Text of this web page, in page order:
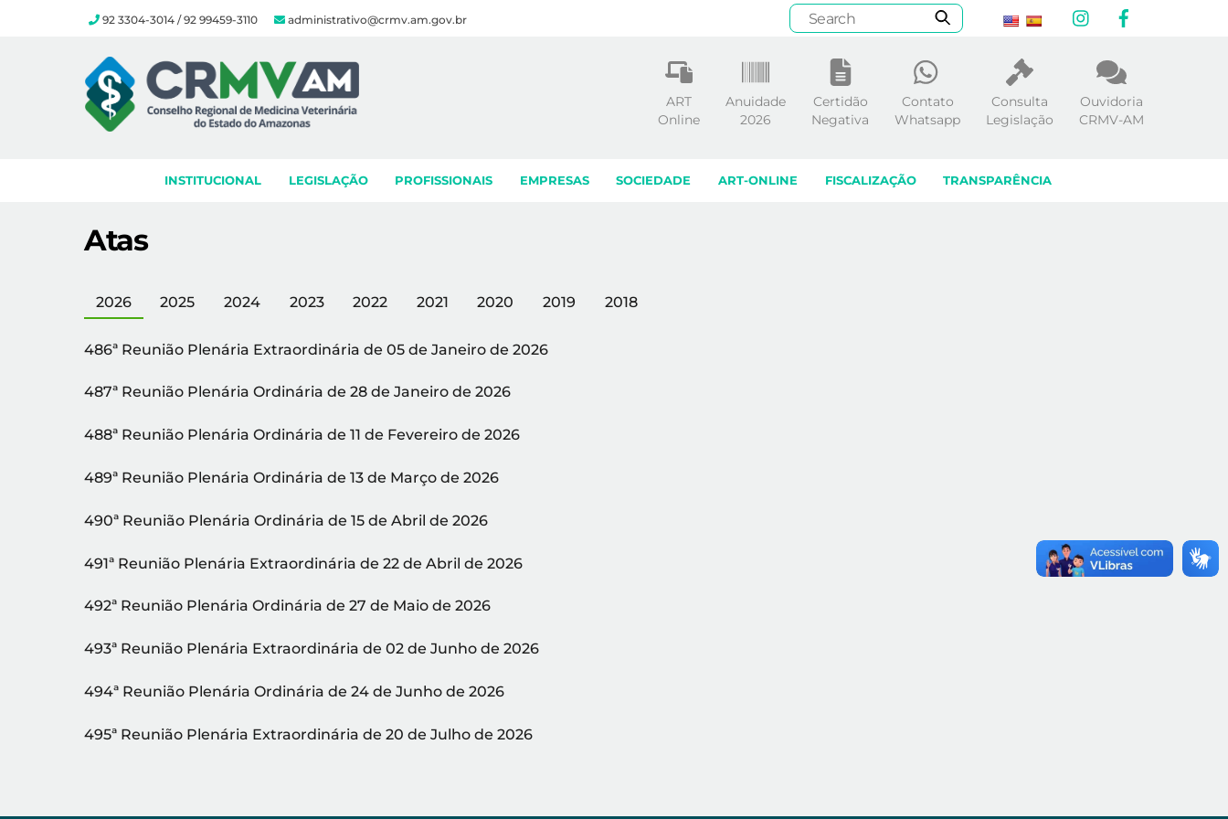
ART
Online
Anuidade
2026
Certidão
Negativa
Contato
Whatsapp
Consulta
Legislação
Ouvidoria
CRMV-AM
92 3304-3014 / 92 99459-3110 administrativo@crmv.am.gov.br
Instagram
INSTITUCIONAL LEGISLAÇÃO PROFISSIONAIS EMPRESAS SOCIEDADE ART-ONLINE FISCALIZAÇÃO TRANSPARÊNCIA
Atas
2026 2025 2024 2023 2022 2021 2020 2019 2018
486ª Reunião Plenária Extraordinária de 05 de Janeiro de 2026
487ª Reunião Plenária Ordinária de 28 de Janeiro de 2026
488ª Reunião Plenária Ordinária de 11 de Fevereiro de 2026
489ª Reunião Plenária Ordinária de 13 de Março de 2026
490ª Reunião Plenária Ordinária de 15 de Abril de 2026
491ª Reunião Plenária Extraordinária de 22 de Abril de 2026
492ª Reunião Plenária Ordinária de 27 de Maio de 2026
493ª Reunião Plenária Extraordinária de 02 de Junho de 2026
494ª Reunião Plenária Ordinária de 24 de Junho de 2026
495ª Reunião Plenária Extraordinária de 20 de Julho de 2026